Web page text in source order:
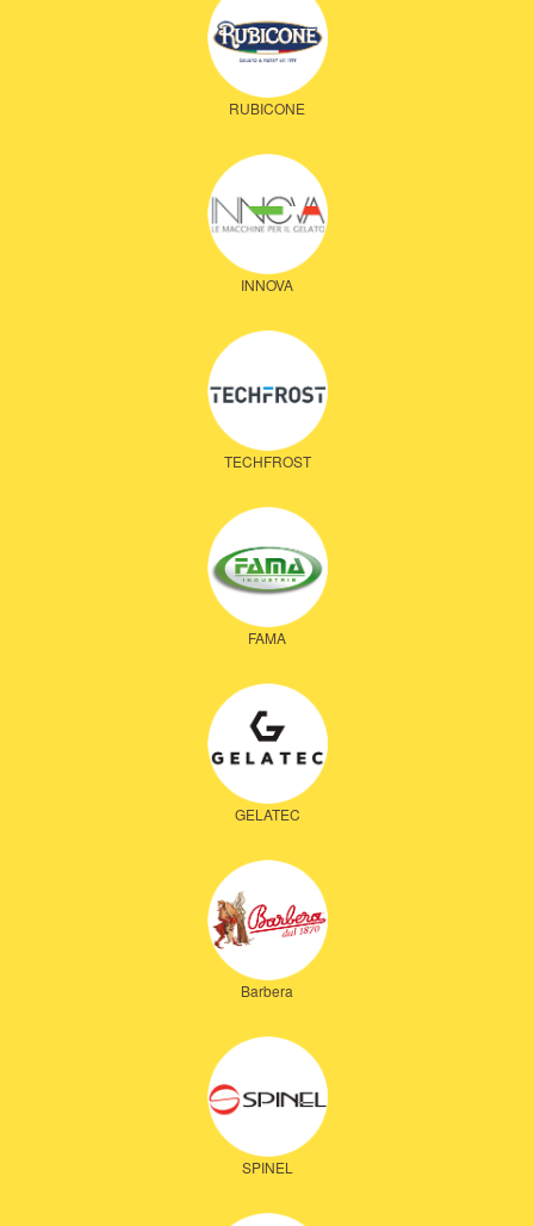
RUBICONE
INNOVA
TECHFROST
FAMA
GELATEC
Barbera
SPINEL